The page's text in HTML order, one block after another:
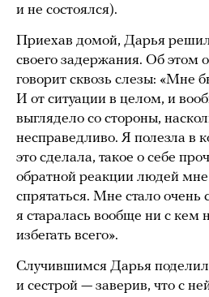
и не состоялся).
Приехав домой, Дарья
своего задержания. Об этом
говорит сквозь слезы: «Мне
И от ситуации в целом, и
выглядело со стороны,
несправедливо. Я полезла в
это сделала, такое о себе
обратной реакции людей мне
спрятаться. Мне стало очень
я старалась вообще ни с кем
избегать всего».
Случившимся Дарья
и сестрой — заверив, что с